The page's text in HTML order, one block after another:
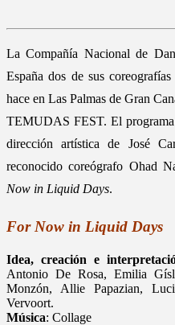
La Compañía Nacional de
España dos de sus
hace en Las Palmas de Gran
TEMUDAS FEST. El programa
dirección artística de José
reconocido coreógrafo Ohad
Now in Liquid Days.
For Now in Liquid Days
Idea, creación e
Antonio De Rosa, Emilia
Monzón, Allie Papazian,
Vervoort.
Música: Collage